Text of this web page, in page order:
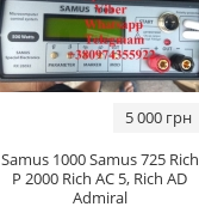
5 000 грн
Samus 1000 Samus 725 Rich
P 2000 Rich AC 5, Rich AD
Admiral